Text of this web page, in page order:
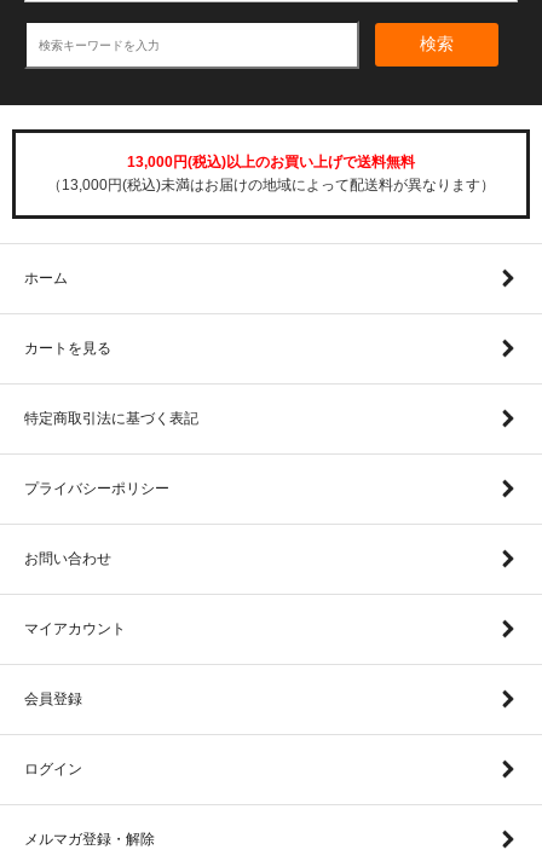
検索
13,000円(税込)以上のお買い上げで送料無料
（13,000円(税込)未満はお届けの地域によって配送料が異なります）
ホーム
カートを見る
特定商取引法に基づく表記
プライバシーポリシー
お問い合わせ
マイアカウント
会員登録
ログイン
メルマガ登録・解除